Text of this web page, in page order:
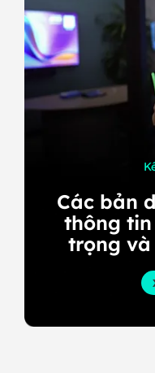
Các bản
thông
trọng và